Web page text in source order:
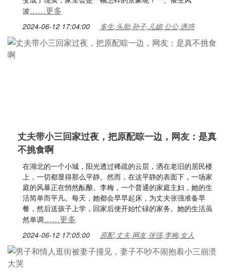
波……更多
2024-06-12 17:04:00 多生,头胎,孙子,儿媳,公公,诱惑
丈夫带小三回家过夜，把原配晾一边，网友：是真
不挑食啊
在湖北的一个小城，阳光透过稀疏的云层，洒在老旧的居民楼
上，一切都显得那么平静。然而，在这平静的表面下，一场家
庭的风暴正在悄然酝酿。李梅，一个普通的家庭主妇，她的生
活简单而平凡。每天，她都会早早起床，为丈夫张强准备早
餐，然后送孩子上学，回家后便开始忙碌的家务。她的生活虽
然单调……更多
2024-06-12 17:05:00 原配,丈夫,网友,张强,李梅,女人